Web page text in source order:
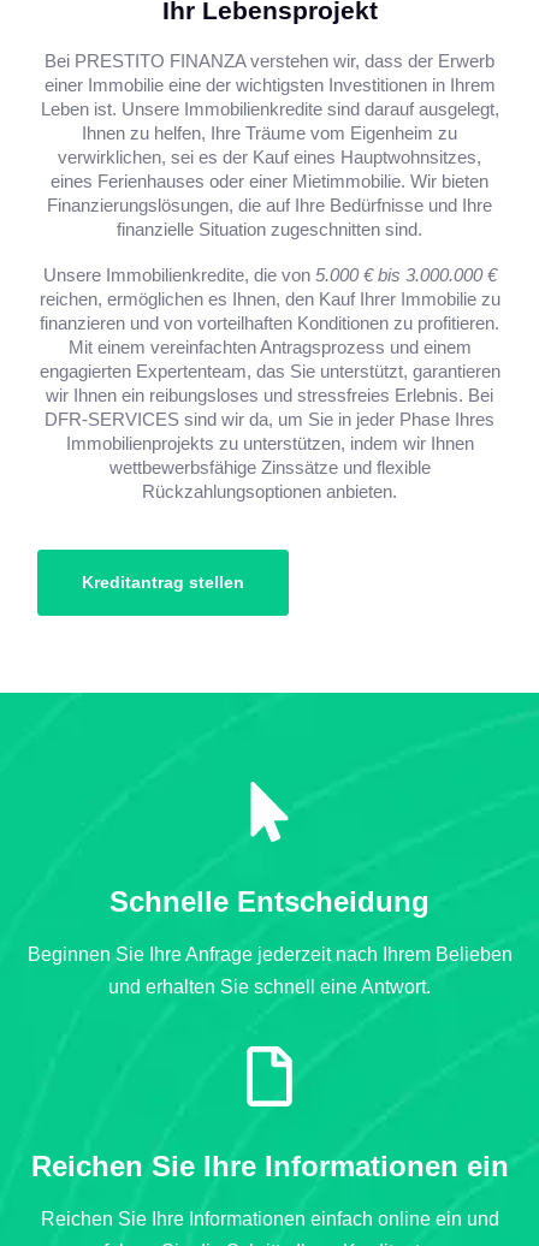
Ihr Lebensprojekt
Bei PRESTITO FINANZA verstehen wir, dass der Erwerb
einer Immobilie eine der wichtigsten Investitionen in Ihrem
Leben ist. Unsere Immobilienkredite sind darauf ausgelegt,
Ihnen zu helfen, Ihre Träume vom Eigenheim zu
verwirklichen, sei es der Kauf eines Hauptwohnsitzes,
eines Ferienhauses oder einer Mietimmobilie. Wir bieten
Finanzierungslösungen, die auf Ihre Bedürfnisse und Ihre
finanzielle Situation zugeschnitten sind.
Unsere Immobilienkredite, die von 5.000 € bis 3.000.000 €
reichen, ermöglichen es Ihnen, den Kauf Ihrer Immobilie zu
finanzieren und von vorteilhaften Konditionen zu profitieren.
Mit einem vereinfachten Antragsprozess und einem
engagierten Expertenteam, das Sie unterstützt, garantieren
wir Ihnen ein reibungsloses und stressfreies Erlebnis. Bei
DFR-SERVICES sind wir da, um Sie in jeder Phase Ihres
Immobilienprojekts zu unterstützen, indem wir Ihnen
wettbewerbsfähige Zinssätze und flexible
Rückzahlungsoptionen anbieten.
Kreditantrag stellen
Schnelle Entscheidung
Beginnen Sie Ihre Anfrage jederzeit nach Ihrem Belieben
und erhalten Sie schnell eine Antwort.
Reichen Sie Ihre Informationen ein
Reichen Sie Ihre Informationen einfach online ein und